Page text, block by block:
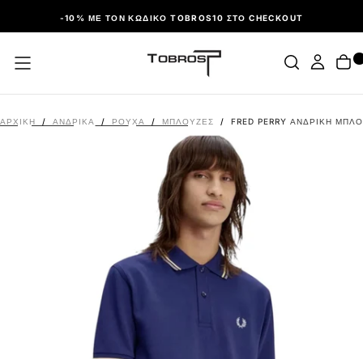
ΠΑΡΆΛΕΙΨΗ-10% ΜΕ ΤΟΝ ΚΩΔΙΚΌ TOBROS10 ΣΤΟ CHECKOUT
ΑΡΧΙΚΉ / ΑΝΔΡΙΚΑ / ΡΟΎΧΑ / ΜΠΛΟΎΖΕΣ / FRED PERRY ΑΝΔΡΙΚΉ